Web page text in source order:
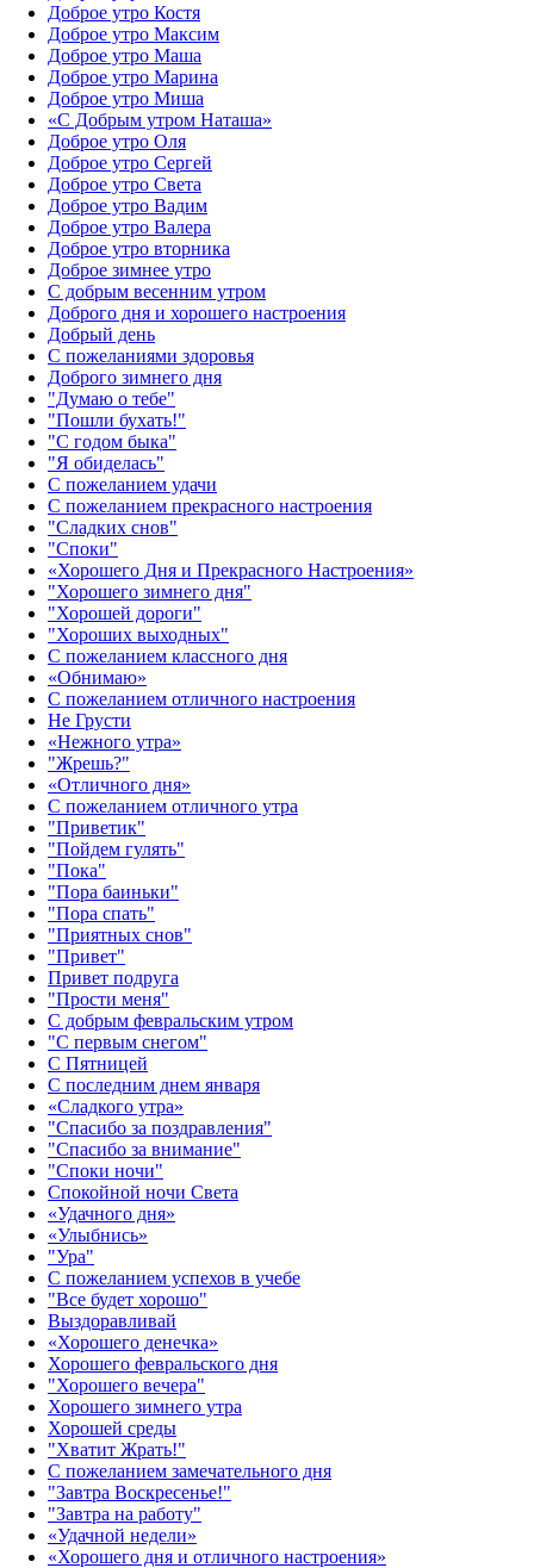
Доброе утро Костя
Доброе утро Максим
Доброе утро Маша
Доброе утро Марина
Доброе утро Миша
«С Добрым утром Наташа»
Доброе утро Оля
Доброе утро Сергей
Доброе утро Света
Доброе утро Вадим
Доброе утро Валера
Доброе утро вторника
Доброе зимнее утро
С добрым весенним утром
Доброго дня и хорошего настроения
Добрый день
С пожеланиями здоровья
Доброго зимнего дня
"Думаю о тебе"
"Пошли бухать!"
"С годом быка"
"Я обиделась"
С пожеланием удачи
С пожеланием прекрасного настроения
"Сладких снов"
"Споки"
«Хорошего Дня и Прекрасного Настроения»
"Хорошего зимнего дня"
"Хорошей дороги"
"Хороших выходных"
С пожеланием классного дня
«Обнимаю»
С пожеланием отличного настроения
Не Грусти
«Нежного утра»‎
"Жрешь?"
«Отличного дня»‎
С пожеланием отличного утра
"Приветик"
"Пойдем гулять"
"Пока"
"Пора баиньки"
"Пора спать"
"Приятных снов"
"Привет"
Привет подруга
"Прости меня"
С добрым февральским утром
"С первым снегом"
С Пятницей
С последним днем января
«Сладкого утра»‎
"Спасибо за поздравления"
"Спасибо за внимание"
"Споки ночи"
Спокойной ночи Света
«Удачного дня»‎
«Улыбнись»‎
"Ура"
С пожеланием успехов в учебе
"Все будет хорошо"
Выздоравливай
«‎Хорошего денечка»‎
Хорошего февральского дня
"Хорошего вечера"
Хорошего зимнего утра
Хорошей среды
"Хватит Жрать!"
С пожеланием замечательного дня
"Завтра Воскресенье!"
"Завтра на работу"
«Удачной недели»‎
«Хорошего дня и отличного настроения»‎